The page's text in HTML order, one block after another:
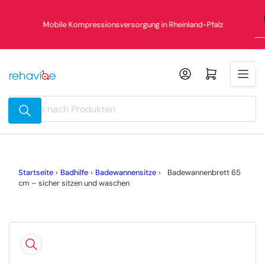
Mobile Kompressionsversorgung in Rheinland-Pfalz
Suche
nach
Produkten
Mini-Warenkorb öffnen
Startseite › Badhilfe › Badewannensitze ›
Badewannenbrett 65
cm – sicher sitzen und waschen
Produktinformationen
springen